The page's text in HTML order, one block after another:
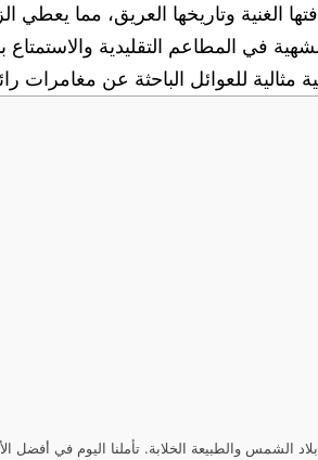
الغنية وتاريخها العريق، مما
في المطاعم التقليدية
مثالية للعوائل الباحثة عن مغامرات
الشمس والطبيعة الخلابة. تأملنا اليوم في